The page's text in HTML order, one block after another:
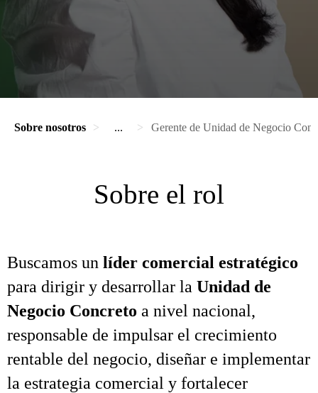
Sobre nosotros ... Gerente de Unidad de Negocio
Sobre el rol
Buscamos un líder comercial estratégico
para dirigir y desarrollar la Unidad de
Negocio Concreto a nivel nacional,
responsable de impulsar el crecimiento
rentable del negocio, diseñar e implementar
la estrategia comercial y fortalecer